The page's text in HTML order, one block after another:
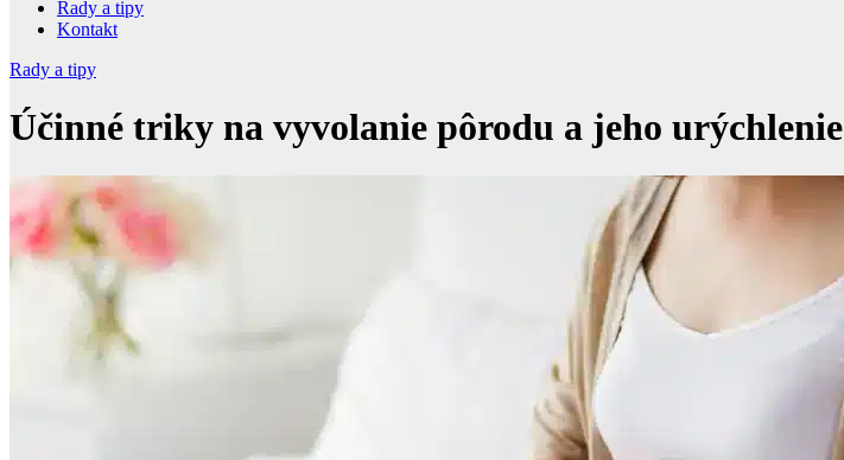
Rady a tipy
Kontakt
Rady a tipy
Účinné triky na vyvolanie pôrodu a jeho urýchlenie